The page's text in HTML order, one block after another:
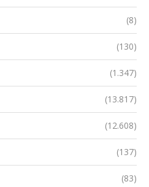
(8)
(130)
(1.347)
(13.817)
(12.608)
(137)
(83)